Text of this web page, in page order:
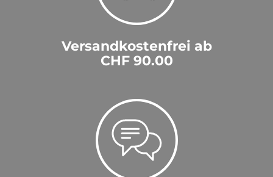
Versandkostenfrei ab
CHF 90.00